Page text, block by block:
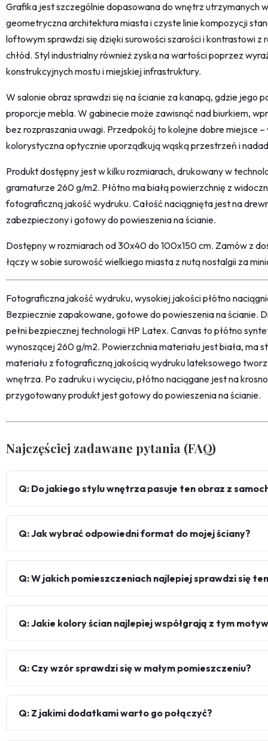
Grafika jest szczególnie dopasowana do wnętrz utrzymanych
geometryczna architektura miasta i czyste linie kompozycji
loftowym sprawdzi się dzięki surowości szarości i kontrastowi z
chłód. Styl industrialny również zyska na wartości poprzez
konstrukcyjnych mostu i miejskiej infrastruktury.
W salonie obraz sprawdzi się na ścianie za kanapą, gdzie jego
proporcje mebla. W gabinecie może zawisnąć nad biurkiem,
bez rozpraszania uwagi. Przedpokój to kolejne dobre miejsce
kolorystyczna optycznie uporządkują wąską przestrzeń i
Produkt dostępny jest w kilku rozmiarach, drukowany w
gramaturze 260 g/m2. Płótno ma białą powierzchnię z
fotograficzną jakość wydruku. Całość naciągnięta jest na
zabezpieczony i gotowy do powieszenia na ścianie.
Dostępny w rozmiarach od 30x40 do 100x150 cm. Zamów z
łączy w sobie surowość wielkiego miasta z nutą nostalgii za
Fotograficzna jakość wydruku, wysokiej jakości płótno
Bezpiecznie zapakowane, gotowe do powieszenia na ścianie.
pełni bezpiecznej technologii HP Latex. Canvas to płótno
wynoszącej 260 g/m2. Powierzchnia materiału jest biała, ma
materiału z fotograficzną jakością wydruku lateksowego
wnętrza. Po zadruku i wycięciu, płótno naciągane jest na
przygotowany produkt jest gotowy do powieszenia na ścianie.
Najczęściej zadawane pytania (FAQ)
Q: Do jakiego stylu wnętrza pasuje ten obraz z
Q: Jak wybrać odpowiedni format do mojej ściany?
Q: W jakich pomieszczeniach najlepiej sprawdzi się
Q: Jakie kolory ścian najlepiej współgrają z tym
Q: Czy wzór sprawdzi się w małym pomieszczeniu?
Q: Z jakimi dodatkami warto go połączyć?